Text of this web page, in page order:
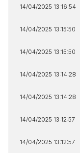
14/04/2025 13:16:54
14/04/2025 13:15:50
14/04/2025 13:15:50
14/04/2025 13:14:28
14/04/2025 13:14:28
14/04/2025 13:12:57
14/04/2025 13:12:57